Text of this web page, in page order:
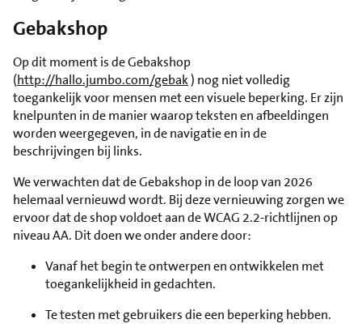
Gebakshop
Op dit moment is de Gebakshop
(http://hallo.jumbo.com/gebak) nog niet volledig
toegankelijk voor mensen met een visuele beperking. Er zijn
knelpunten in de manier waarop teksten en afbeeldingen
worden weergegeven, in de navigatie en in de
beschrijvingen bij links.
We verwachten dat de Gebakshop in de loop van 2026
helemaal vernieuwd wordt. Bij deze vernieuwing zorgen we
ervoor dat de shop voldoet aan de WCAG 2.2-richtlijnen op
niveau AA. Dit doen we onder andere door:
Vanaf het begin te ontwerpen en ontwikkelen met
toegankelijkheid in gedachten.
Te testen met gebruikers die een beperking hebben.